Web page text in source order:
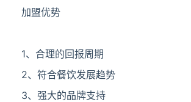
加盟优势
1、合理的回报周期
2、符合餐饮发展趋势
3、强大的品牌支持